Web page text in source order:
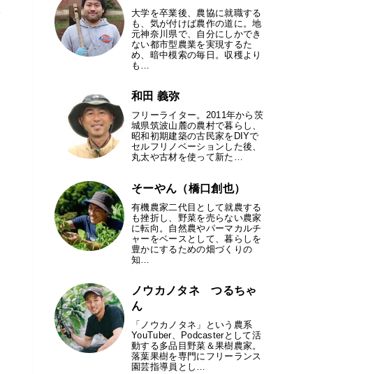
大学を卒業後、農協に就職する
も、気が付けば農作の道に。地
元神奈川県で、自分にしかでき
ない都市型農業を実現するた
め、暗中模索の毎日。収穫より
も…
和田 義弥
フリーライター。2011年から茨
城県筑波山麓の農村で暮らし、
昭和初期建築の古民家をDIYで
セルフリノベーションした後、
丸太や古材を使って新た…
そーやん（橋口創也）
有機農家二代目として就農する
も挫折し、野菜を売らない農家
に転向。自然農やパーマカルチ
ャーをベースとして、暮らしを
豊かにするための畑づくりの
知…
ノウカノタネ つるちゃ
ん
「ノウカノタネ」という農系
YouTuber、Podcasterとして活
動する多品目野菜＆果樹農家。
落葉果樹を専門にフリーランス
園芸指導員とし…